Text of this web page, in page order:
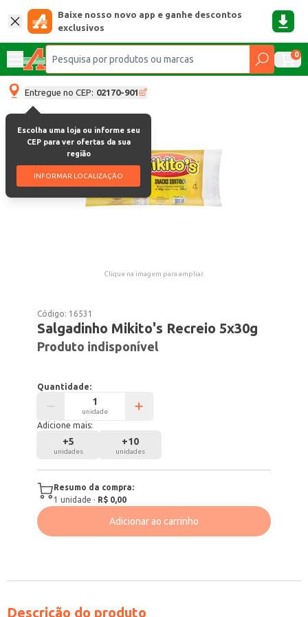
Baixe nosso novo app e ganhe descontos
exclusivos
0
Entregue no CEP: 02170-901
Escolha uma loja ou informe seu
CEP para ver ofertas da sua
região
INFORMAR LOCALIZAÇÃO
Clique na imagem para ampliar.
Código: 16531
Salgadinho Mikito's Recreio 5x30g
Produto indisponível
Quantidade:
unidade
Adicione mais:
+5
unidades
+10
unidades
Resumo da compra:
1 unidade · R$ 0,00
Adicionar ao carrinho
Descrição do produto